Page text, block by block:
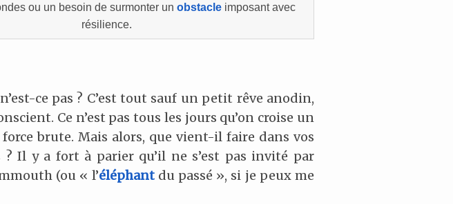
ou un besoin de surmonter un obstacleimposant avec
résilience.
ce pas ? C’est tout sauf un petit rêve anodin,
Ce n’est pas tous les jours qu’on croise un
brute. Mais alors, que vient-il faire dans vos
Il y a fort à parier qu’il ne s’est pas invité par
(ou « l’éléphantdu passé », si je peux me